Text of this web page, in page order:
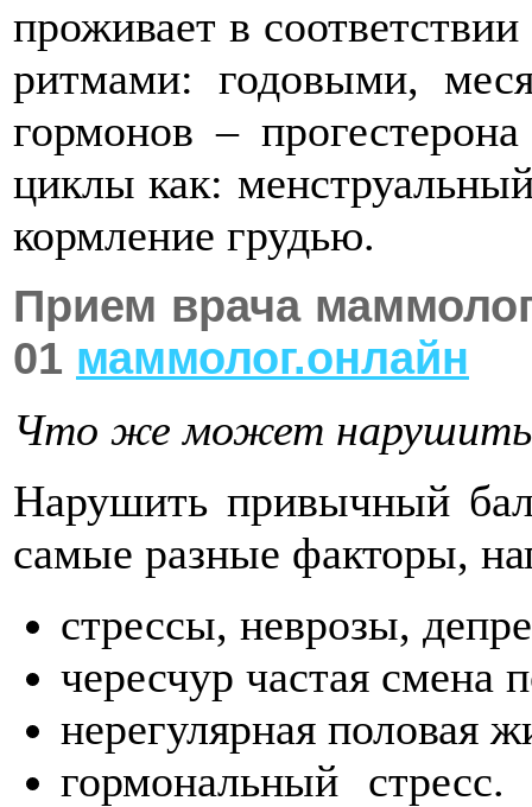
проживает в
ритмами: годовыми,
гормонов –
циклы как:
кормление грудью.
Прием врача
01 маммолог.онлайн
Что же может нарушить
Нарушить привычный
самые разные факторы,
стрессы, неврозы,
чересчур частая смена
нерегулярная половая
гормональный